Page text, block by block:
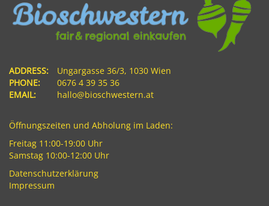
ADDRESS:
Ungargasse 36/3, 1030 Wien
PHONE:
0676 4 39 35 36
EMAIL:
hallo@bioschwestern.at
Öffnungszeiten und Abholung im Laden:
Freitag 11:00-19:00 Uhr
Samstag 10:00-12:00 Uhr
Datenschutzerklärung
Impressum